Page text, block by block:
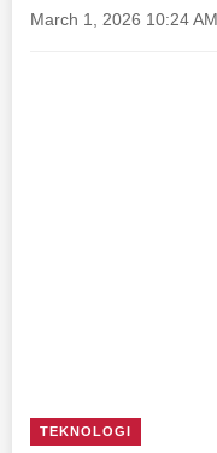
March 1, 2026 10:24 AM
TEKNOLOGI